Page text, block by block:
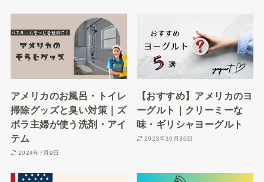
アメリカのお風呂・トイレ
掃除グッズと臭い対策｜ズ
ボラ主婦が使う洗剤・アイ
テム
2024年7月9日
【おすすめ】アメリカのヨ
ーグルト｜クリーミーな
味・ギリシャヨーグルト
2023年10月30日